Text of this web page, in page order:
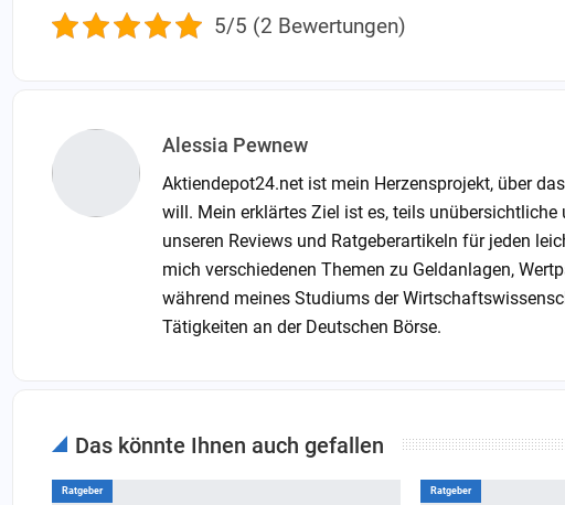
5/5 (2 Bewertungen)
Alessia Pewnew
Aktiendepot24.net ist mein Herzensprojekt, über
will. Mein erklärtes Ziel ist es, teils
unseren Reviews und Ratgeberartikeln für jeden
mich verschiedenen Themen zu Geldanlagen,
während meines Studiums der
Tätigkeiten an der Deutschen Börse.
Das könnte Ihnen auch gefallen
Ratgeber Ratgeber